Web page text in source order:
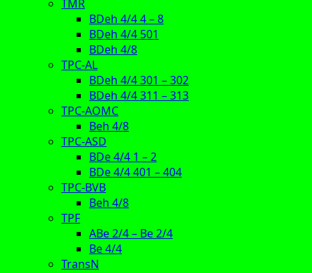
TMR
BDeh 4/4 4 – 8
BDeh 4/4 501
BDeh 4/8
TPC-AL
BDeh 4/4 301 – 302
BDeh 4/4 311 – 313
TPC-AOMC
Beh 4/8
TPC-ASD
BDe 4/4 1 – 2
BDe 4/4 401 – 404
TPC-BVB
Beh 4/8
TPF
ABe 2/4 – Be 2/4
Be 4/4
TransN